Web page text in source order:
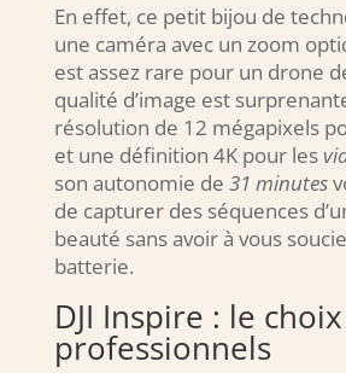
En effet, ce petit bijou de
une caméra avec un zoom
est assez rare pour un drone
qualité d’image est
résolution de 12 mégapixels
et une définition 4K pour les
son autonomie de 31 minutes
de capturer des séquences
beauté sans avoir à vous
batterie.
DJI Inspire : le
professionnels